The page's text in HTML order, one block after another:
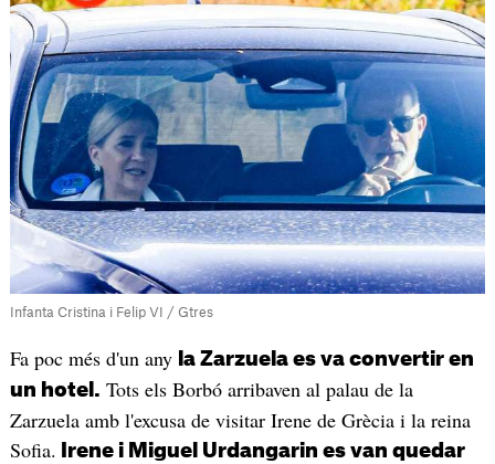
Infanta Cristina i Felip VI / Gtres
Fa poc més d'un any la Zarzuela es va convertir en
un hotel. Tots els Borbó arribaven al palau de la
Zarzuela amb l'excusa de visitar Irene de Grècia i la reina
Sofia.
Irene i Miguel Urdangarin es van quedar